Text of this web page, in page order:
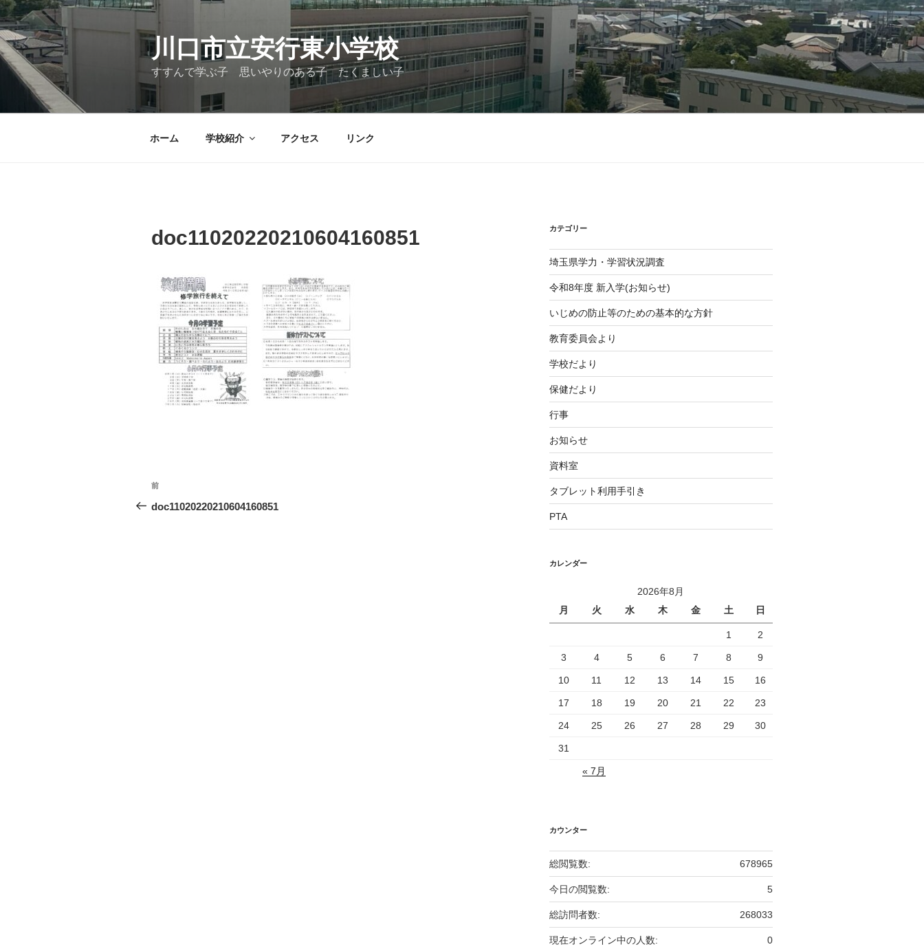
コ
ン
テ
ン
ツ
川口市立安行東小学校
すすんで学ぶ子 思いやりのある子 たくましい子
ホーム 学校紹介 アクセス リンク
doc11020220210604160851
投
稿
前
の
前
doc11020220210604160851
カテゴリー
埼玉県学力・学習状況調査
令和8年度 新入学(お知らせ)
いじめの防止等のための基本的な方針
教育委員会より
学校だより
保健だより
行事
お知らせ
資料室
タブレット利用手引き
PTA
カレンダー
2026年8月
月
火 水 木 金 土 日
1 2
3 4 5 6 7 8 9
10 11 12 13 14 15 16
17 18 19 20 21 22 23
24 25 26 27 28 29 30
31
« 7月
カウンター
678965
総閲覧数:
5
今日の閲覧数:
268033
総訪問者数:
0
現在オンライン中の人数: